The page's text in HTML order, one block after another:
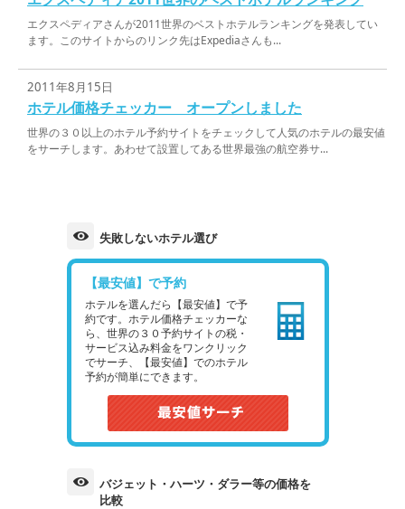
エクスペディアさんが2011世界のベストホテルランキングを発表してい
ます。このサイトからのリンク先はExpediaさんも...
2011年8月15日
ホテル価格チェッカー オープンしました
世界の３０以上のホテル予約サイトをチェックして人気のホテルの最安値
をサーチします。あわせて設置してある世界最強の航空券サ...
失敗しないホテル選び
【最安値】で予約
ホテルを選んだら【最安値】で予
約です。ホテル価格チェッカーな
ら、世界の３０予約サイトの税・
サービス込み料金をワンクリック
でサーチ、【最安値】でのホテル
予約が簡単にできます。
バジェット・ハーツ・ダラー等の価格を
比較